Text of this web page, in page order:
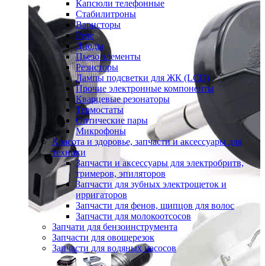
Капсюли телефонные
Стабилитроны
Варисторы
Реле
Диоды
Пьезо элементы
Резисторы
Лампы подсветки для ЖК (LCD)
Прочие электронные компоненты
Кварцевые резонаторы
Термостаты
Оптические пары
Микрофоны
Красота и здоровье, запчасти и аксессуары для
техники
Запчасти и аксессуары для электробритв,
тримеров, эпиляторов
Запчасти для зубных электрощеток и
ирригаторов
Запчасти для фенов, щипцов для волос
Запчасти для молокоотсосов
Запчати для бензоинструмента
Запчасти для овощерезок
Запчасти для водяных насосов